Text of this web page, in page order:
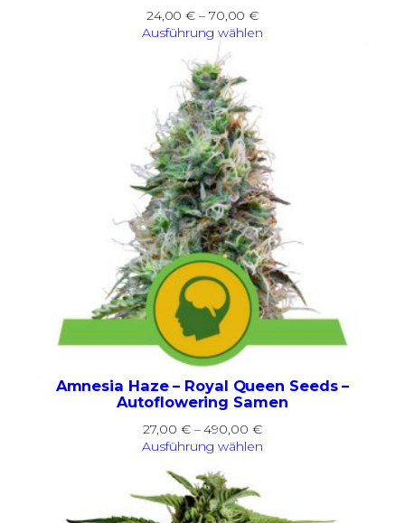
24,00€ – 70,00€Preisspanne:
24,00 €
Ausführung wählen
Amnesia Haze – Royal Queen Seeds –
Autoflowering Samen
27,00 € –490,00 €Preisspanne:
27,00 €
Ausführung wählen